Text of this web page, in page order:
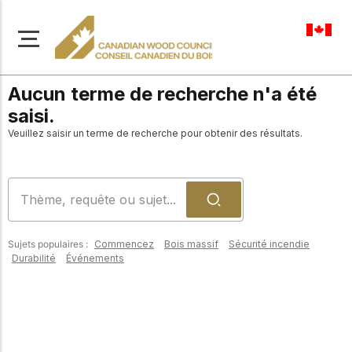
Accédez à un large
À propos de nous
Apprenez-en davantage
sur notre mission visant à
construction en bois
Aucun terme de recherche n'a été
saisi.
Veuillez saisir un terme de recherche pour obtenir des résultats.
Sujets populaires : Commencez Bois massif
Sécurité incendie
Durabilité
Événements